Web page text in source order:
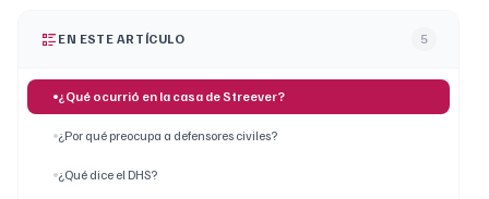
EN ESTE ARTÍCULO 5
¿Qué ocurrió en la casa de Streever?
¿Por qué preocupa a defensores civiles?
¿Qué dice el DHS?